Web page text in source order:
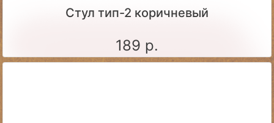
Стул тип-2 коричневый
189 р.